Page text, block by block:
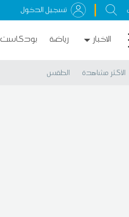
تسجيل الدخول
الاخبار رياضة بودكاست
الأكثر مشاهدة الطقس